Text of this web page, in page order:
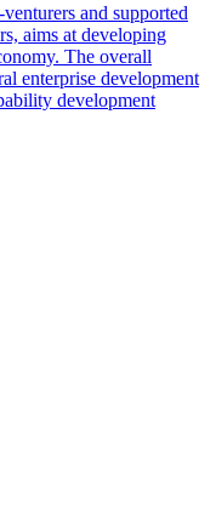
and supported
aims at developing
The overall
enterprise development
development